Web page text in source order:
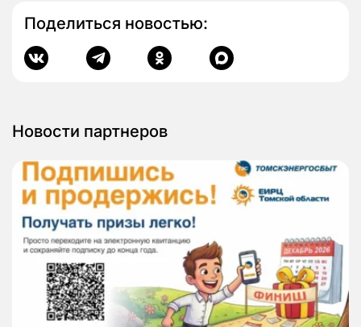
Поделиться новостью:
Новости партнеров